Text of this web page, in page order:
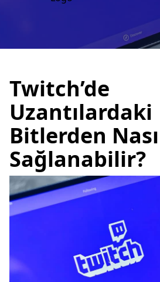
Twitch’de
Uzantılardaki
Bitlerden
Sağlanabilir?